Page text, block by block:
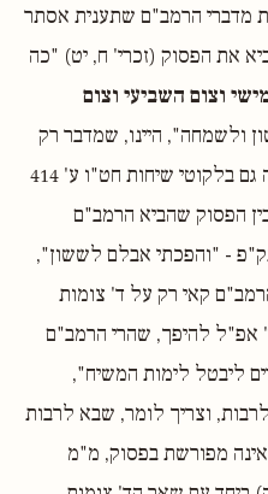
מדברי הרמב"ם שתענית אסתר
את הפסוק (זכרי' ח, יט) "כה
וצום השביעי וצום
ולשמחה", היינו, שמדבר רק
ע"ד ארבעה צומות אלו. (וראה גם בלקוטי שיחות חט"ו ע' 414
בין הפסוק שהביא הרמב"ם
- "והפכתי אבלם לששון",
קאי רק על ד' צומות
אפ"ל להיפך, שהרי הרמב"ם
ליבטל לימות המשיח",
וצריך לומר, שבא לרבות
מפורשת בפסוק, מ"מ